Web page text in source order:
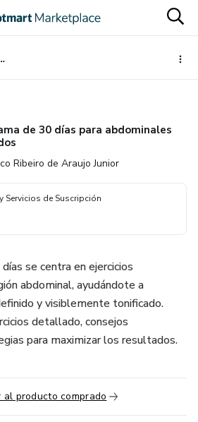
definidos
de 30 días para abdominales
Ribeiro de Araujo Junior
Servicios de Suscripción
se centra en ejercicios
abdominal, ayudándote a
y visiblemente tonificado.
detallado, consejos
para maximizar los resultados.
al producto comprado